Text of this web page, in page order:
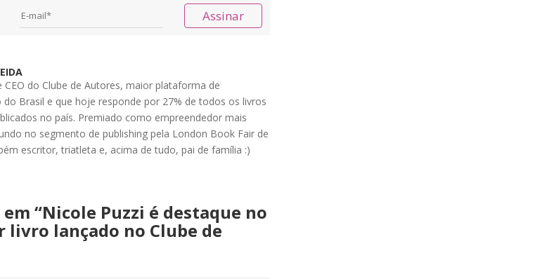
Assinar
CEO do Clube de Autores, maior plataforma de
do Brasil e que hoje responde por 27% de todos os livros
no país. Premiado como empreendedor mais
no segmento de publishing pela London Book Fair de
escritor, triatleta e, acima de tudo, pai de família :)
“Nicole Puzzi é destaque no
lançado no Clube de